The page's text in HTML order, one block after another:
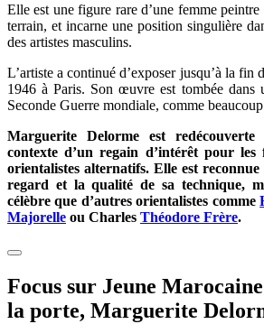
Elle est une figure rare d’une femme
terrain, et incarne une position singulière
des artistes masculins.
L’artiste a continué d’exposer jusqu’à la fin
1946 à Paris. Son œuvre est tombée dans
Seconde Guerre mondiale, comme
Marguerite Delorme est
contexte d’un regain d’intérêt pour les
orientalistes alternatifs. Elle est reconnue
regard et la qualité de sa technique,
célèbre que d’autres orientalistes comme
Majorelle ou Charles Théodore Frère.
Focus sur Jeune
la porte, Marguerite